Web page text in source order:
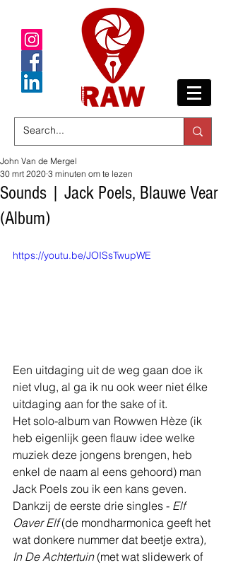
Sounds | Jack Poels, Blauwe Vear
(Album)
John Van de Mergel
30 mrt 2020 3 minuten om te lezen
https://youtu.be/JOISsTwupWE
Een uitdaging uit de weg gaan doe ik
niet vlug, al ga ik nu ook weer niet élke
uitdaging aan for the sake of it.
Het solo-album van Rowwen Hèze (ik
heb eigenlijk geen flauw idee welke
muziek deze jongens brengen, heb
enkel de naam al eens gehoord) man
Jack Poels zou ik een kans geven.
Dankzij de eerste drie singles - Elf
Oaver Elf (de mondharmonica geeft het
wat donkere nummer dat beetje extra),
In De Achtertuin (met wat slidewerk of